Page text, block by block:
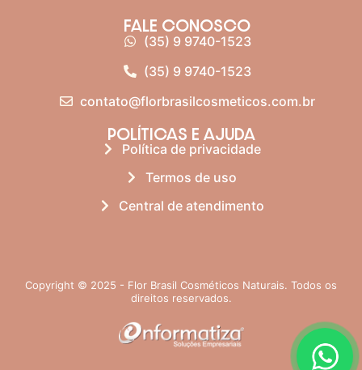
FALE CONOSCO
(35) 9 9740-1523
(35) 9 9740-1523
contato@florbrasilcosmeticos.com.br
POLÍTICAS E AJUDA
Política de privacidade
Termos de uso
Central de atendimento
Copyright © 2025 - Flor Brasil Cosméticos Naturais. Todos os
direitos reservados.